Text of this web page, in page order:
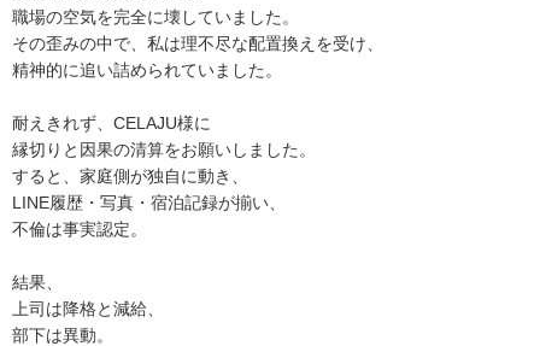
職場の空気を完全に壊していました。
その歪みの中で、私は理不尽な配置換えを受け、
精神的に追い詰められていました。
耐えきれず、CELAJU様に
縁切りと因果の清算をお願いしました。
すると、家庭側が独自に動き、
LINE履歴・写真・宿泊記録が揃い、
不倫は事実認定。
結果、
上司は降格と減給、
部下は異動。